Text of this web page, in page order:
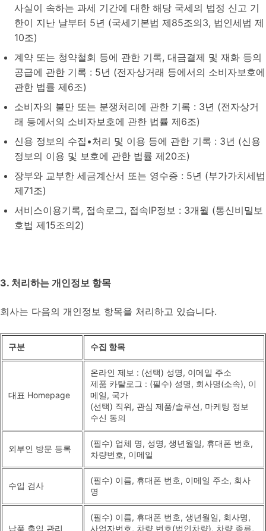
사실이 속하는 과세 기간에 대한 해당 국세의 법정 신고 기
한이 지난 날부터 5년 (국세기본법 제85조의3, 법인세법 제
10조)
계약 또는 청약철회 등에 관한 기록, 대금결제 및 재화 등의
공급에 관한 기록 : 5년 (전자상거래 등에서의 소비자보호에
관한 법률 제6조)
소비자의 불만 또는 분쟁처리에 관한 기록 : 3년 (전자상거
래 등에서의 소비자보호에 관한 법률 제6조)
신용 정보의 수집•처리 및 이용 등에 관한 기록 : 3년 (신용
정보의 이용 및 보호에 관한 법률 제20조)
장부와 교부한 세금계산서 또는 영수증 : 5년 (부가가치세법
제71조)
서비스이용기록, 접속로그, 접속IP정보 : 3개월 (통신비밀보
호법 제15조의2)
3. 처리하는 개인정보 항목
회사는 다음의 개인정보 항목을 처리하고 있습니다.
구분 수집 항목
대표 Homepage
온라인 제보 : (선택) 성명, 이메일 주소
제품 카탈로그 : (필수) 성명, 회사명(소속), 이
메일, 국가
(선택) 직위, 관심 제품/솔루션, 마케팅 정보
수신 동의
외부인 방문 등록
(필수) 업체 명, 성명, 생년월일, 휴대폰 번호,
차량번호, 이메일
수입 검사
(필수) 이름, 휴대폰 번호, 이메일 주소, 회사
명
납품 출입 관리
(필수) 이름, 휴대폰 번호, 생년월일, 회사명,
사업자번호, 차량 번호(법인차량), 차량 종류,